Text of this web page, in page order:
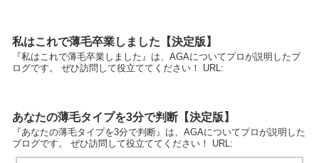
私はこれで薄毛卒業しました【決定版】
『私はこれで薄毛卒業しました』は、AGAについてプロが説明したブ
ログです。 ぜひ訪問して役立ててください！ URL:
あなたの薄毛タイプを3分で判断【決定版】
『あなたの薄毛タイプを3分で判断』は、AGAについてプロが説明した
ブログです。 ぜひ訪問して役立ててください！ URL: